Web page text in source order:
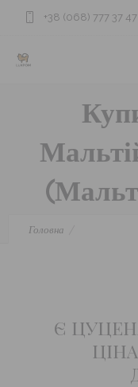
+38 (068) 777 37 47
Головна
Є